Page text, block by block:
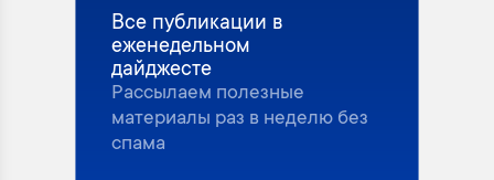
Все публикации в
еженедельном
дайджесте
Рассылаем полезные
материалы раз в неделю без
спама